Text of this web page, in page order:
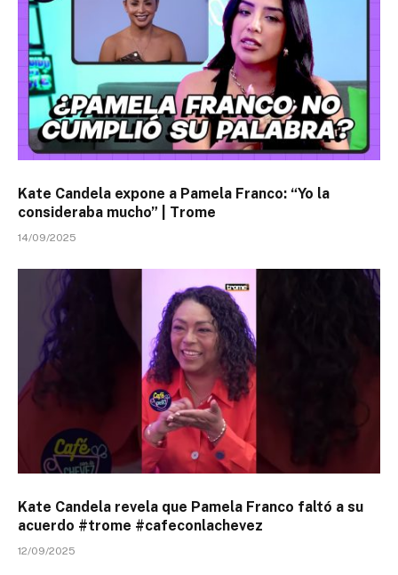
Kate Candela expone a Pamela Franco: “Yo la
consideraba mucho” | Trome
14/09/2025
Kate Candela revela que Pamela Franco faltó a su
acuerdo #trome #cafeconlachevez
12/09/2025